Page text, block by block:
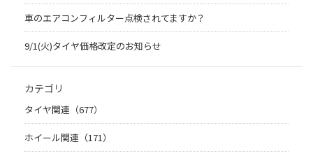
車のエアコンフィルター点検されてますか？
9/1(火)タイヤ価格改定のお知らせ
カテゴリ
タイヤ関連（677）
ホイール関連（171）